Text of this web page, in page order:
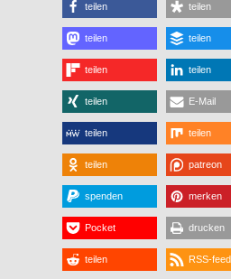
teilen teilen
teilen teilen
teilen teilen
teilen E-Mail
teilen teilen
teilen patreon
spenden merken
Pocket drucken
teilen RSS-feed